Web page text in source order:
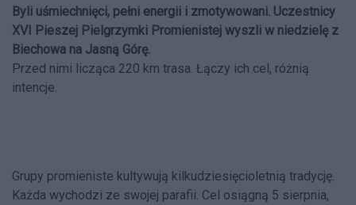
Byli uśmiechnięci, pełni energii i zmotywowani. Uczestnicy
XVI Pieszej Pielgrzymki Promienistej wyszli w niedzielę z
Biechowa na Jasną Górę.
Przed nimi licząca 220 km trasa. Łączy ich cel, różnią
intencje.
Grupy promieniste kultywują kilkudziesięcioletnią tradycję.
Każda wychodzi ze swojej parafii. Cel osiągną 5 sierpnia,